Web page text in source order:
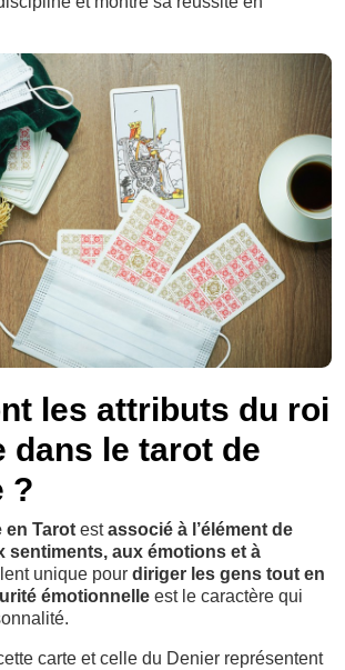
les attributs du roi
dans le tarot de
?
en Tarot estassocié à l’élément de
sentiments, aux émotions et à
unique pour diriger les gens tout en
émotionnelle est le caractère qui
carte et celle du Denier représentent